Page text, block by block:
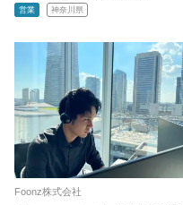
営業 神奈川県
Foonz株式会社